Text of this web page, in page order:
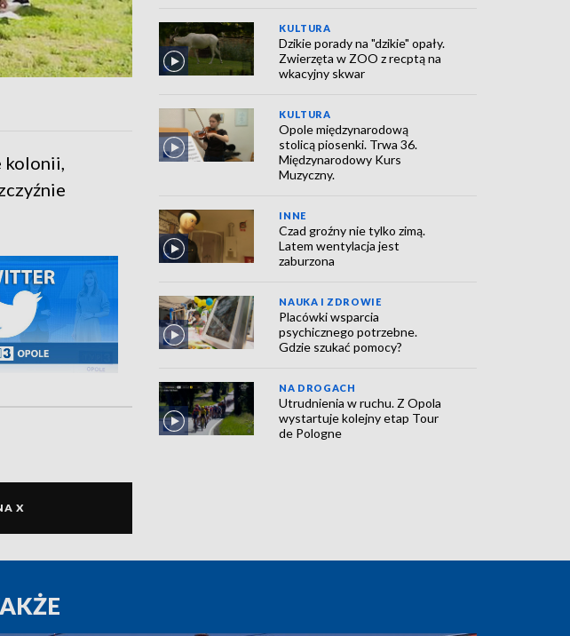
X
KULTURA
Dzikie porady na "dzikie" opały.
Zwierzęta w ZOO z recptą na
wkacyjny skwar
KULTURA
Opole międzynarodową
stolicą piosenki. Trwa 36.
Międzynarodowy Kurs
Muzyczny.
INNE
Czad groźny nie tylko zimą.
Latem wentylacja jest
zaburzona
NAUKA I ZDROWIE
Placówki wsparcia
psychicznego potrzebne.
Gdzie szukać pomocy?
NA DROGACH
Utrudnienia w ruchu. Z Opola
wystartuje kolejny etap Tour
de Pologne